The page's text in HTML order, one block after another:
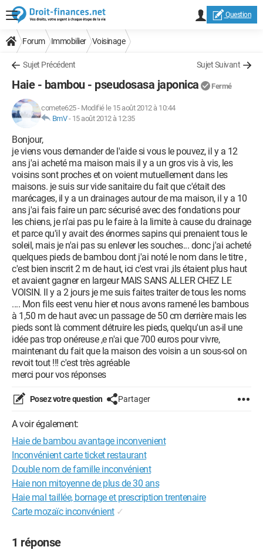
Question
Forum Immobilier Voisinage
Sujet Précédent Sujet Suivant
Haie - bambou - pseudosasa japonica Fermé
comete625- Modifié le 15 août 2012 à 10:44
BmV- 15 août 2012 à 12:35
Bonjour,
je viens vous demander de l'aide si vous le pouvez, il y a 12
ans j'ai acheté ma maison mais il y a un gros vis à vis, les
voisins sont proches et on voient mutuellement dans les
maisons. je suis sur vide sanitaire du fait que c'était des
marécages, il y a un drainages autour de ma maison, il y a 10
ans j'ai fais faire un parc sécurisé avec des fondations pour
les chiens, je n'ai pas pu le faire à la limite à cause du drainage
et parce qu'il y avait des énormes sapins qui prenaient tous le
soleil, mais je n'ai pas su enlever les souches... donc j'ai acheté
quelques pieds de bambou dont j'ai noté le nom dans le titre ,
c'est bien inscrit 2 m de haut, ici c'est vrai ,ils étaient plus haut
et avaient gagner en largeur MAIS SANS ALLER CHEZ LE
VOISIN. Il y a 2 jours je me suis faites traiter de tous les noms
.... Mon fils eest venu hier et nous avons ramené les bambous
à 1,50 m de haut avec un passage de 50 cm derrière mais les
pieds sont là comment détruire les pieds, quelqu'un as-il une
idée pas trop onéreuse ,e n'ai que 700 euros pour vivre,
maintenant du fait que la maison des voisin a un sous-sol on
revoit tout !!! c'est très agréable
merci pour vos réponses
Posez votre question Partager
A voir également:
Haie de bambou avantage inconvenient
Inconvénient carte ticket restaurant
Double nom de famille inconvénient
Haie non mitoyenne de plus de 30 ans
Haie mal taillée, bornage et prescription trentenaire
Carte mozaïc inconvénient ✓
1 réponse